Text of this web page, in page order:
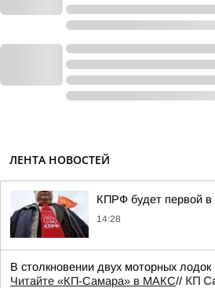
ЛЕНТА НОВОСТЕЙ
КПРФ будет первой в
14:28
В столкновении двух моторных
Читайте «КП-Самара» в МАКС// КП